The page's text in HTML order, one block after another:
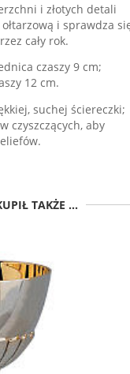
i złotych detali
i sprawdza
cały rok.
czaszy 9 cm;
12 cm.
suchej ściereczki;
czyszczących, aby
TAKŻE ...